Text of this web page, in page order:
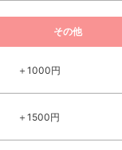
その他
＋1000円
＋1500円